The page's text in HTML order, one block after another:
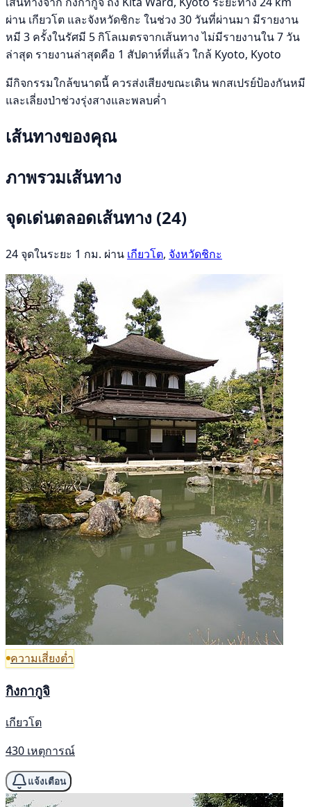
ผ่าน เกียวโต และจังหวัดชิกะ ในช่วง 30 วันที่ผ่านมา มีรายงาน
หมี 3 ครั้งในรัศมี 5 กิโลเมตรจากเส้นทาง ไม่มีรายงานใน 7 วัน
ล่าสุด รายงานล่าสุดคือ 1 สัปดาห์ที่แล้ว ใกล้ Kyoto, Kyoto
มีกิจกรรมใกล้ขนาดนี้ ควรส่งเสียงขณะเดิน พกสเปรย์ป้องกันหมี
และเลี่ยงป่าช่วงรุ่งสางและพลบค่ำ
เส้นทางของคุณ
ภาพรวมเส้นทาง
จุดเด่นตลอดเส้นทาง (24)
24 จุดในระยะ 1 กม. ผ่าน เกียวโต, จังหวัดชิกะ
ความเสี่ยงต่ำ
กิงกากูจิ
เกียวโต
430 เหตุการณ์
แจ้งเตือน